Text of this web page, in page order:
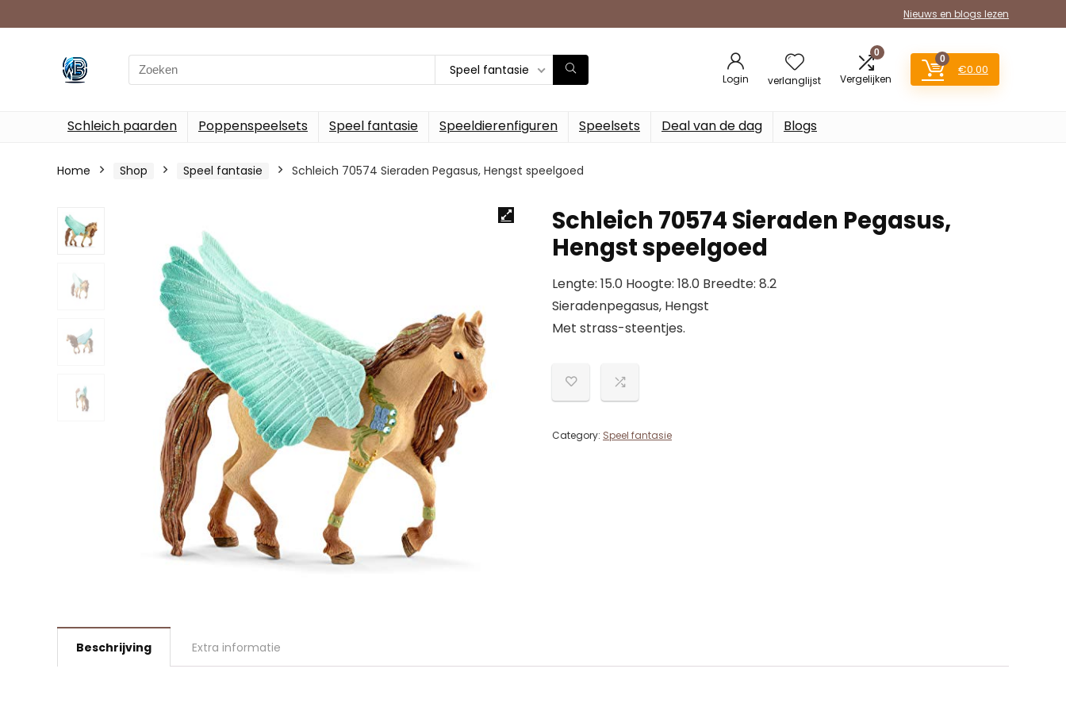
Nieuws en blogs lezen
Search
for:
Speel fantasie
Login verlanglijst
0
Vergelijken
0
€0.00
Schleich paarden Poppenspeelsets Speel fantasie Speeldierenfiguren Speelsets Deal van de dag Blogs
Home Shop Speel fantasie Schleich 70574 Sieraden Pegasus, Hengst speelgoed
Schleich 70574 Sieraden Pegasus,
Hengst speelgoed
Lengte: 15.0 Hoogte: 18.0 Breedte: 8.2
Sieradenpegasus, Hengst
Met strass-steentjes.
Category: Speel fantasie
Beschrijving Extra informatie